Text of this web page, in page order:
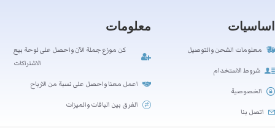
اساسيات
معلومات الشحن والتوصيل
شروط الاستخدام
الخصوصية
اتصل بنا
معلومات
كن موزع جملة الآن واحصل على لوحة بيع
الاشتراكات
اعمل معنا واحصل على نسبة من الارباح
الفرق بين الباقات والميزات